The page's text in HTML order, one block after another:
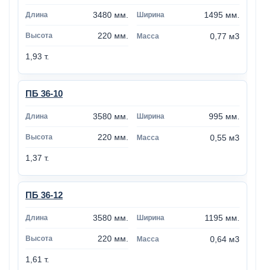
3480 мм. 1495 мм.
220 мм. 0,77 м3
1,93 т.
ПБ 36-10
3580 мм. 995 мм.
220 мм. 0,55 м3
1,37 т.
ПБ 36-12
3580 мм. 1195 мм.
220 мм. 0,64 м3
1,61 т.